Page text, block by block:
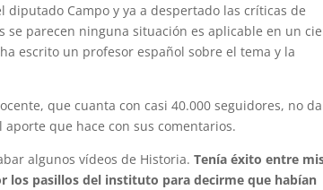
diputado Campo y ya a despertado las críticas de
se parecen ninguna situación es aplicable en un
escrito un profesor español sobre el tema y la
que cuanta con casi 40.000 seguidores, no
que hace con sus comentarios.
algunos vídeos de Historia.Tenía éxito entre
los pasillos del instituto para decirme que habían